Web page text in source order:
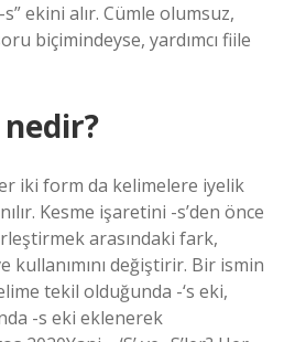
s” ekini alır. Cümle olumsuz,
biçimindeyse, yardımcı fiile
nedir?
iki form da kelimelere iyelik
Kesme işaretini -s’den önce
arasındaki fark,
kullanımını değiştirir. Bir ismin
tekil olduğunda -‘s eki,
-s eki eklenerek